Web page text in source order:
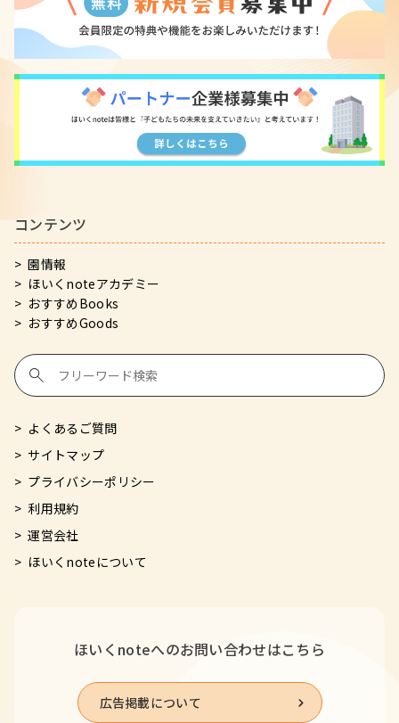
コンテンツ
園情報
ほいくnoteアカデミー
おすすめBooks
おすすめGoods
よくあるご質問
サイトマップ
プライバシーポリシー
利用規約
運営会社
ほいくnoteについて
ほいくnoteへのお問い合わせはこちら
広告掲載について